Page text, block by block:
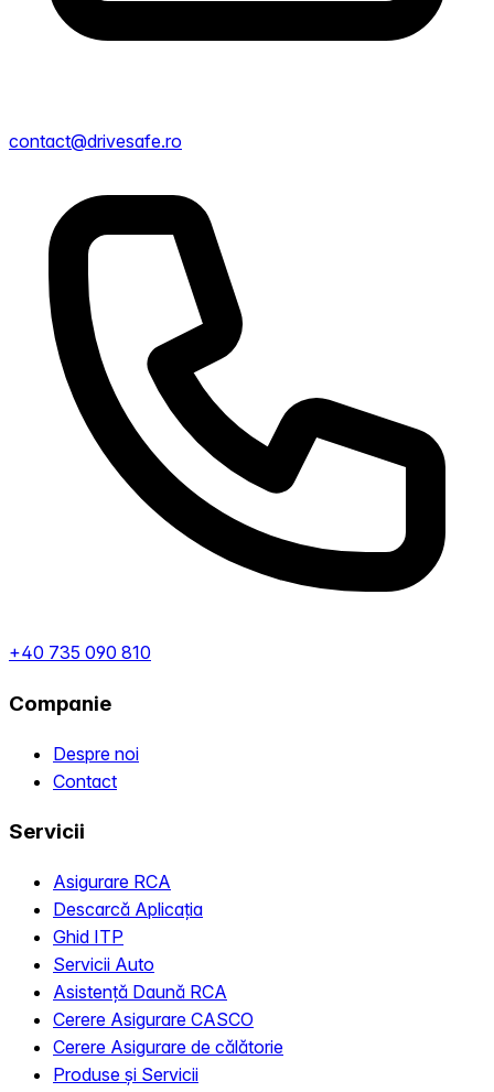
contact@drivesafe.ro
+40 735 090 810
Companie
Despre noi
Contact
Servicii
Asigurare RCA
Descarcă Aplicația
Ghid ITP
Servicii Auto
Asistență Daună RCA
Cerere Asigurare CASCO
Cerere Asigurare de călătorie
Produse și Servicii